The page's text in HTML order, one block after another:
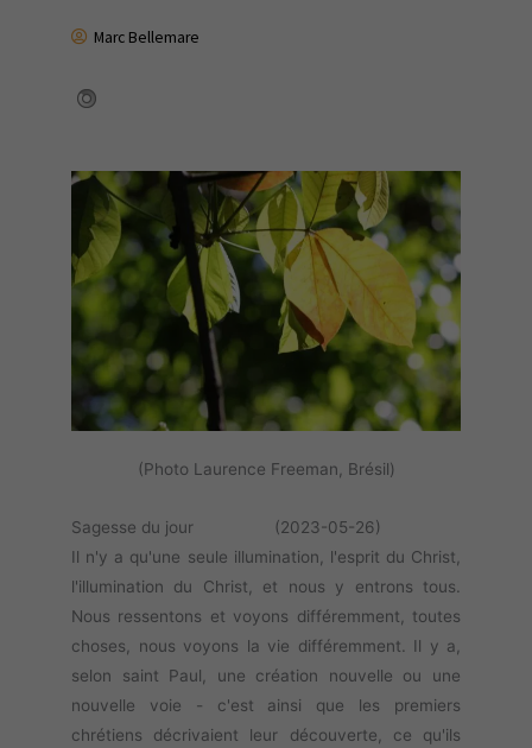
Marc Bellemare
(Photo Laurence Freeman, Brésil)
Sagesse du jour (2023-05-26)
Il n'y a qu'une seule illumination, l'esprit du Christ,
l'illumination du Christ, et nous y entrons tous.
Nous ressentons et voyons différemment, toutes
choses, nous voyons la vie différemment. Il y a,
selon saint Paul, une création nouvelle ou une
nouvelle voie - c'est ainsi que les premiers
chrétiens décrivaient leur découverte, ce qu'ils